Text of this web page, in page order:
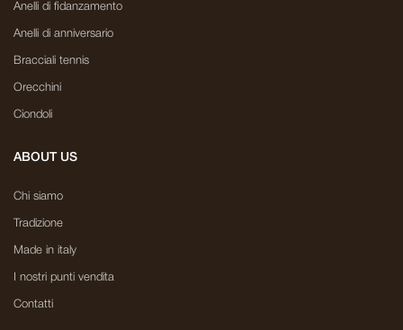
Anelli di fidanzamento
Anelli di anniversario
Bracciali tennis
Orecchini
Ciondoli
ABOUT US
Chi siamo
Tradizione
Made in italy
I nostri punti vendita
Contatti